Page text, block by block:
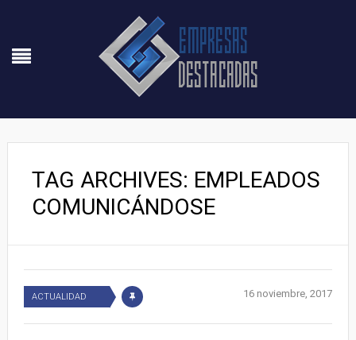
TAG ARCHIVES: EMPLEADOS
COMUNICÁNDOSE
ACTUALIDAD 16 noviembre, 2017